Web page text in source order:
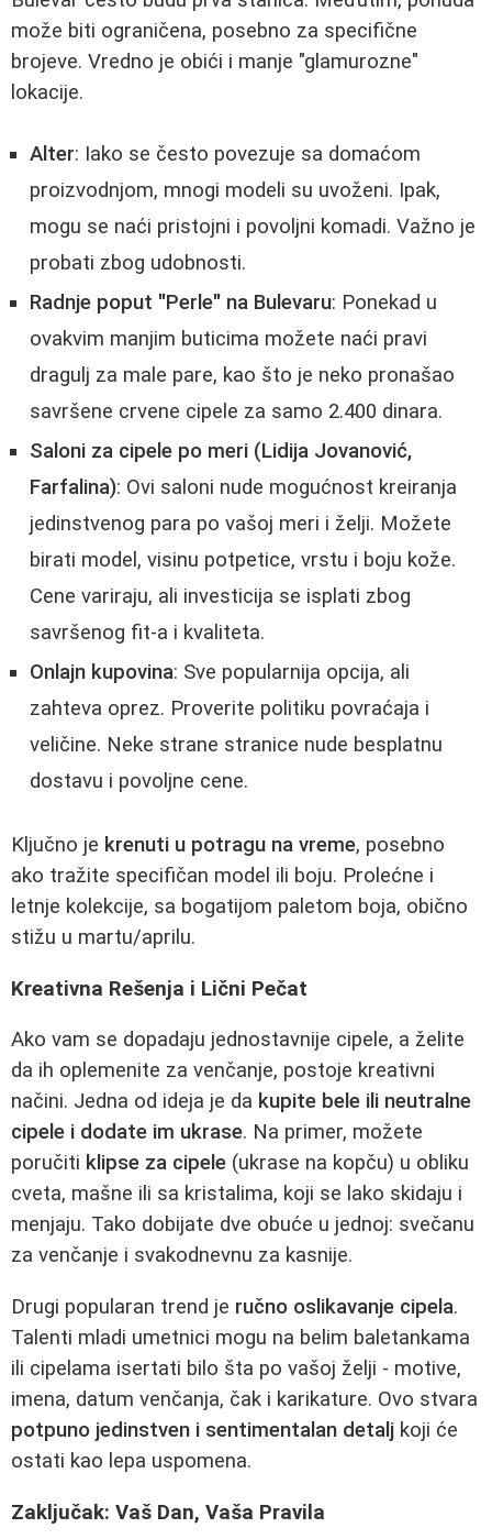
može biti ograničena, posebno za specifične
brojeve. Vredno je obići i manje "glamurozne"
lokacije.
Alter: Iako se često povezuje sa domaćom
proizvodnjom, mnogi modeli su uvoženi. Ipak,
mogu se naći pristojni i povoljni komadi. Važno je
probati zbog udobnosti.
Radnje poput "Perle" na Bulevaru: Ponekad u
ovakvim manjim buticima možete naći pravi
dragulj za male pare, kao što je neko pronašao
savršene crvene cipele za samo 2.400 dinara.
Saloni za cipele po meri (Lidija Jovanović,
Farfalina): Ovi saloni nude mogućnost kreiranja
jedinstvenog para po vašoj meri i želji. Možete
birati model, visinu potpetice, vrstu i boju kože.
Cene variraju, ali investicija se isplati zbog
savršenog fit-a i kvaliteta.
Onlajn kupovina: Sve popularnija opcija, ali
zahteva oprez. Proverite politiku povraćaja i
veličine. Neke strane stranice nude besplatnu
dostavu i povoljne cene.
Ključno je krenuti u potragu na vreme, posebno
ako tražite specifičan model ili boju. Prolećne i
letnje kolekcije, sa bogatijom paletom boja, obično
stižu u martu/aprilu.
Kreativna Rešenja i Lični Pečat
Ako vam se dopadaju jednostavnije cipele, a želite
da ih oplemenite za venčanje, postoje kreativni
načini. Jedna od ideja je da kupite bele ili neutralne
cipele i dodate im ukrase. Na primer, možete
poručiti klipse za cipele (ukrase na kopču) u obliku
cveta, mašne ili sa kristalima, koji se lako skidaju i
menjaju. Tako dobijate dve obuće u jednoj: svečanu
za venčanje i svakodnevnu za kasnije.
Drugi popularan trend je ručno oslikavanje cipela.
Talenti mladi umetnici mogu na belim baletankama
ili cipelama isertati bilo šta po vašoj želji - motive,
imena, datum venčanja, čak i karikature. Ovo stvara
potpuno jedinstven i sentimentalan detalj koji će
ostati kao lepa uspomena.
Zaključak: Vaš Dan, Vaša Pravila